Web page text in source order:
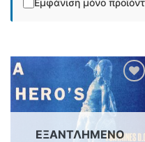
Εμφάνιση μόνο
Προσθήκη
στη λίστα
επιθυμιών
ΕΞΑΝΤΛΗΜΈΝΟ